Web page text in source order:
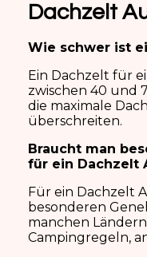
Dachzelt
Wie schwer ist
Ein Dachzelt für
zwischen 40 und
die maximale
überschreiten.
Braucht man
für ein Dachzelt
Für ein Dachzelt
besonderen
manchen
Campingregeln,